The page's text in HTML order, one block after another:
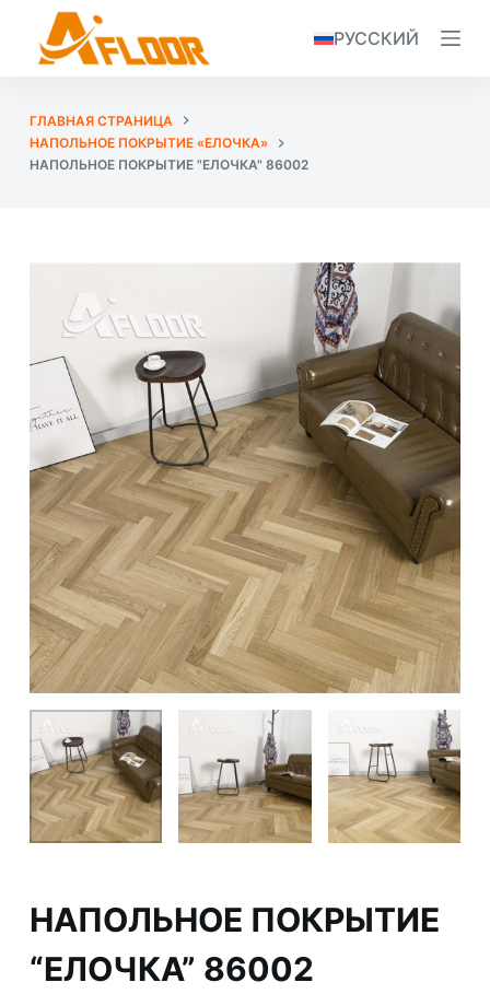
p
o
РУССКИЙ
ГЛАВНАЯ СТРАНИЦА
НАПОЛЬНОЕ ПОКРЫТИЕ «ЕЛОЧКА»
НАПОЛЬНОЕ ПОКРЫТИЕ "ЕЛОЧКА" 86002
НАПОЛЬНОЕ ПОКРЫТИЕ
“ЕЛОЧКА” 86002